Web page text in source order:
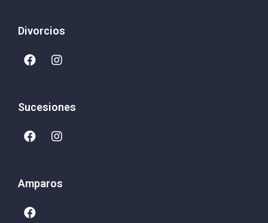
Divorcios
Sucesiones
Amparos